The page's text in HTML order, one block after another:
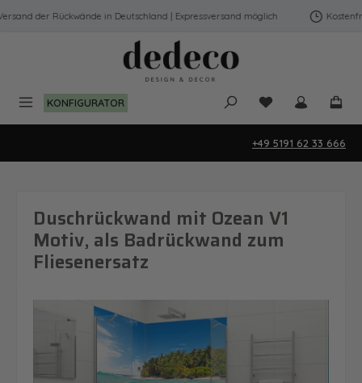
Zum Hauptinhalt springen
der Rückwände in Deutschland | Expressversand möglich
KONFIGURATOR Du hast 0
+49 5191 62 33 666
Duschrückwand mit Ozean V1
Motiv, als Badrückwand zum
Fliesenersatz
Bildergalerie überspringen